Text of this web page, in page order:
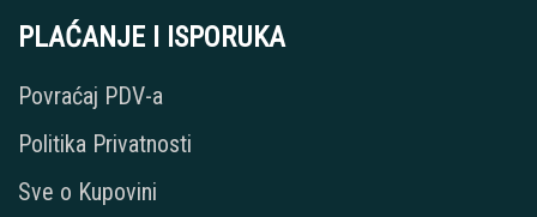
PLAĆANJE I ISPORUKA
Povraćaj PDV-a
Politika Privatnosti
Sve o Kupovini